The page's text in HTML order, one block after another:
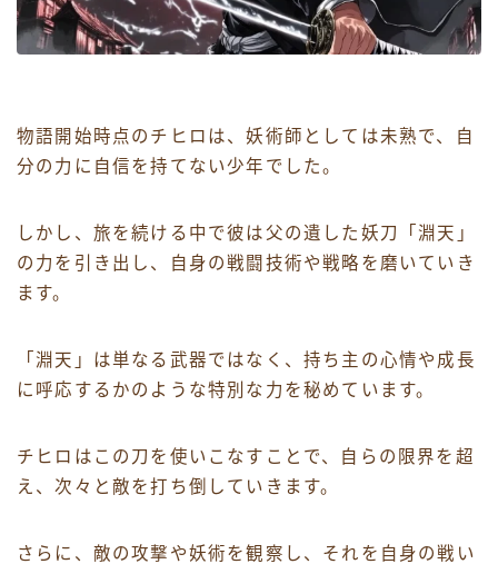
物語開始時点のチヒロは、妖術師としては未熟で、自
分の力に自信を持てない少年でした。
しかし、旅を続ける中で彼は父の遺した妖刀「淵天」
の力を引き出し、自身の戦闘技術や戦略を磨いていき
ます。
「淵天」は単なる武器ではなく、持ち主の心情や成長
に呼応するかのような特別な力を秘めています。
チヒロはこの刀を使いこなすことで、自らの限界を超
え、次々と敵を打ち倒していきます。
さらに、敵の攻撃や妖術を観察し、それを自身の戦い